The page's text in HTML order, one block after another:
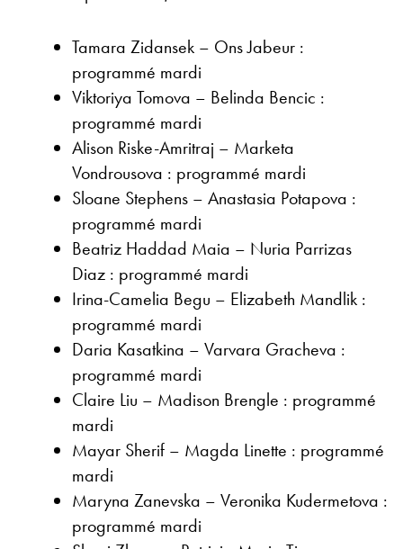
Tamara Zidansek – Ons Jabeur :
programmé mardi
Viktoriya Tomova – Belinda Bencic :
programmé mardi
Alison Riske-Amritraj – Marketa
Vondrousova : programmé mardi
Sloane Stephens – Anastasia Potapova :
programmé mardi
Beatriz Haddad Maia – Nuria Parrizas
Diaz : programmé mardi
Irina-Camelia Begu – Elizabeth Mandlik :
programmé mardi
Daria Kasatkina – Varvara Gracheva :
programmé mardi
Claire Liu – Madison Brengle : programmé
mardi
Mayar Sherif – Magda Linette : programmé
mardi
Maryna Zanevska – Veronika Kudermetova :
programmé mardi